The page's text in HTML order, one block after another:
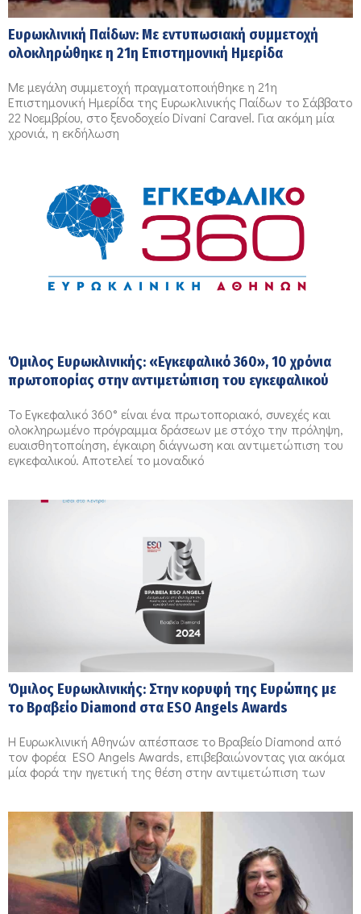
Ευρωκλινική Παίδων: Με εντυπωσιακή συμμετοχή
ολοκληρώθηκε η 21η Επιστημονική Ημερίδα
Με μεγάλη συμμετοχή πραγματοποιήθηκε η 21η
Επιστημονική Ημερίδα της Ευρωκλινικής Παίδων το Σάββατο
22 Νοεμβρίου, στο ξενοδοχείο Divani Caravel. Για ακόμη μία
χρονιά, η εκδήλωση
Όμιλος Ευρωκλινικής: «Εγκεφαλικό 360», 10 χρόνια
πρωτοπορίας στην αντιμετώπιση του εγκεφαλικού
Το Εγκεφαλικό 360° είναι ένα πρωτοποριακό, συνεχές και
ολοκληρωμένο πρόγραμμα δράσεων με στόχο την πρόληψη,
ευαισθητοποίηση, έγκαιρη διάγνωση και αντιμετώπιση του
εγκεφαλικού. Αποτελεί το μοναδικό
Όμιλος Ευρωκλινικής: Στην κορυφή της Ευρώπης με
το Βραβείο Diamond στα ESO Angels Awards
Η Ευρωκλινική Αθηνών απέσπασε το Βραβείο Diamond από
τον φορέα ESO Angels Awards, επιβεβαιώνοντας για ακόμα
μία φορά την ηγετική της θέση στην αντιμετώπιση των